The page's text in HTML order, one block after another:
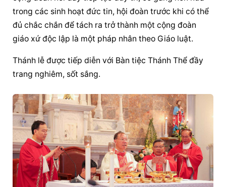
trong các sinh hoạt đức tin, hội đoàn trước khi có thể
đủ chắc chắn để tách ra trở thành một cộng đoàn
giáo xứ độc lập là một pháp nhân theo Giáo luật.
Thánh lễ được tiếp diễn với Bàn tiệc Thánh Thể đầy
trang nghiêm, sốt sắng.